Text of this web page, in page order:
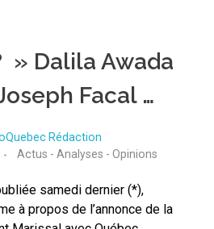
» Dalila Awada
Facal …
Rédaction
Actus - Analyses - Opinions
samedi dernier (*),
à propos de l’annonce de la